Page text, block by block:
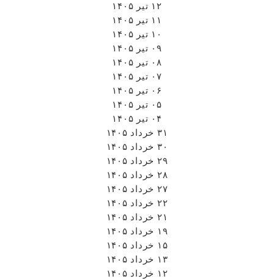
۱۲ تیر ۱۴۰۵
۱۱ تیر ۱۴۰۵
۱۰ تیر ۱۴۰۵
۰۹ تیر ۱۴۰۵
۰۸ تیر ۱۴۰۵
۰۷ تیر ۱۴۰۵
۰۶ تیر ۱۴۰۵
۰۵ تیر ۱۴۰۵
۰۴ تیر ۱۴۰۵
۳۱ خرداد ۱۴۰۵
۳۰ خرداد ۱۴۰۵
۲۹ خرداد ۱۴۰۵
۲۸ خرداد ۱۴۰۵
۲۷ خرداد ۱۴۰۵
۲۲ خرداد ۱۴۰۵
۲۱ خرداد ۱۴۰۵
۱۹ خرداد ۱۴۰۵
۱۵ خرداد ۱۴۰۵
۱۳ خرداد ۱۴۰۵
۱۲ خرداد ۱۴۰۵